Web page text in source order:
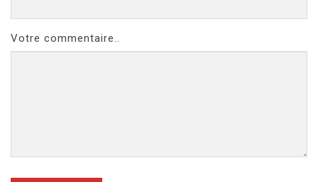
Votre commentaire..